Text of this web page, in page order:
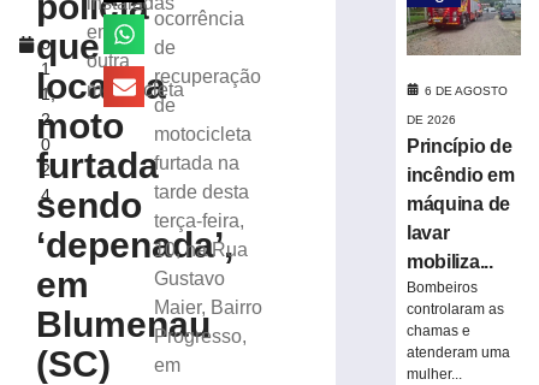
r
o
1
1,
2
0
2
4
que
localiza
moto
furtada
sendo
‘depenada’,
em
Blumenau
(SC)
em
outra
motocicleta
ocorrência
de
recuperação
de
motocicleta
furtada na
tarde desta
terça-feira,
10, na Rua
Gustavo
Maier, Bairro
Progresso,
em
lavar
Bombeiros,
Brusque
agosto
mais
6 DE AGOSTO
DE 2026
Princípio de
incêndio em
máquina de
lavar
mobiliza...
Bombeiros
controlaram as
chamas e
atenderam uma
mulher...